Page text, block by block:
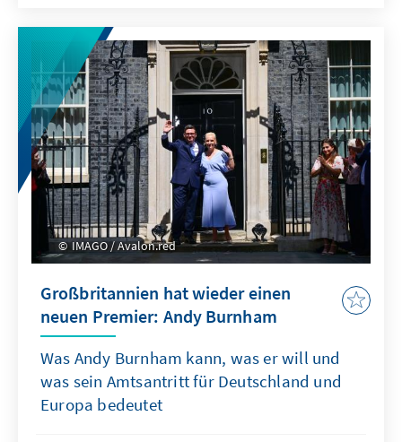
IMAGO / Avalon.red
Großbritannien hat wieder einen
neuen Premier: Andy Burnham
Was Andy Burnham kann, was er will und
was sein Amtsantritt für Deutschland und
Europa bedeutet